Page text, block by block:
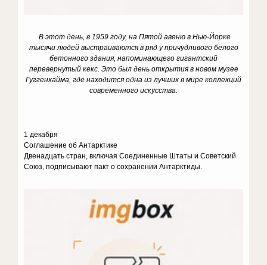
В этот день, в 1959 году, на Пятой авеню в Нью-Йорке
тысячи людей выстраиваются в ряд у причудливого белого
бетонного здания, напоминающего гигантский
перевернутый кекс. Это был день открытия в новом музее
Гуггенхайма, где находится одна из лучших в мире коллекций
современного искусства.
1 декабря
Соглашение об Антарктике
Двенадцать стран, включая Соединенные Штаты и Советский
Союз, подписывают пакт о сохранении Антарктиды.